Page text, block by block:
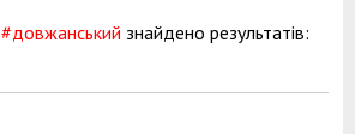
#довжанський знайдено результатів: